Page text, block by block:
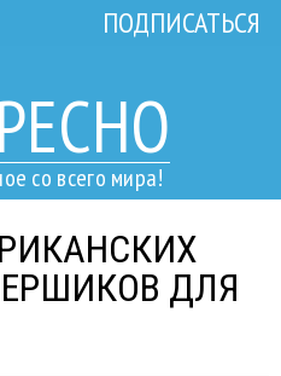
со всего мира!
ПОДПИСАТЬСЯ
ДЛЯ